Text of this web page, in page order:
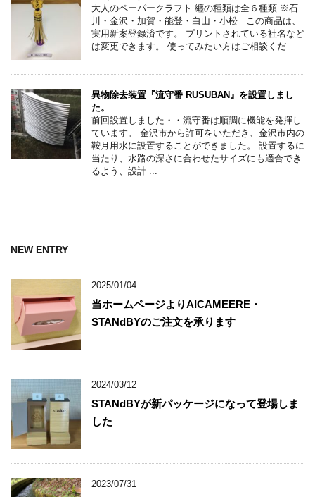
大人のペーパークラフト 纏の種類は全６種類 ※石
川・金沢・加賀・能登・白山・小松 この商品は、
実用新案登録済です。 プリントされている社名など
は変更できます。 使ってみたい方はご相談くだ ...
異物除去装置『流守番 RUSUBAN』を設置しまし
た。
前回設置しました・・流守番は順調に機能を発揮し
ています。 金沢市から許可をいただき、金沢市内の
鞍月用水に設置することができました。 設置するに
当たり、水路の深さに合わせたサイズにも適合でき
るよう、設計 ...
NEW ENTRY
2025/01/04
当ホームページよりAICAMEERE・
STANdBYのご注文を承ります
2024/03/12
STANdBYが新パッケージになって登場しま
した
2023/07/31